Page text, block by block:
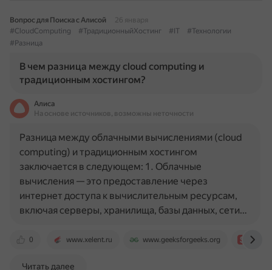
Вопрос для Поиска с Алисой
26 января
#CloudComputing
#ТрадиционныйХостинг #IT
#Технологии
#Разница
В чем разница между cloud computing и
традиционным хостингом?
Алиса
На основе источников, возможны неточности
0 www.xelent.ru www.geeksforgeeks.org
Разница между облачными вычислениями (cloud
computing) и традиционным хостингом
заключается в следующем: 1. Облачные
вычисления — это предоставление через
интернет доступа к вычислительным ресурсам,
включая серверы, хранилища, базы данных, сети…
Читать далее